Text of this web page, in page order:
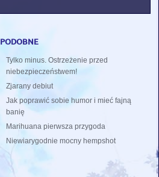
podobne
Tylko minus. Ostrzeżenie przed
niebezpieczeństwem!
Zjarany debiut
Jak poprawić sobie humor i mieć fajną
banię
Marihuana pierwsza przygoda
Niewiarygodnie mocny hempshot